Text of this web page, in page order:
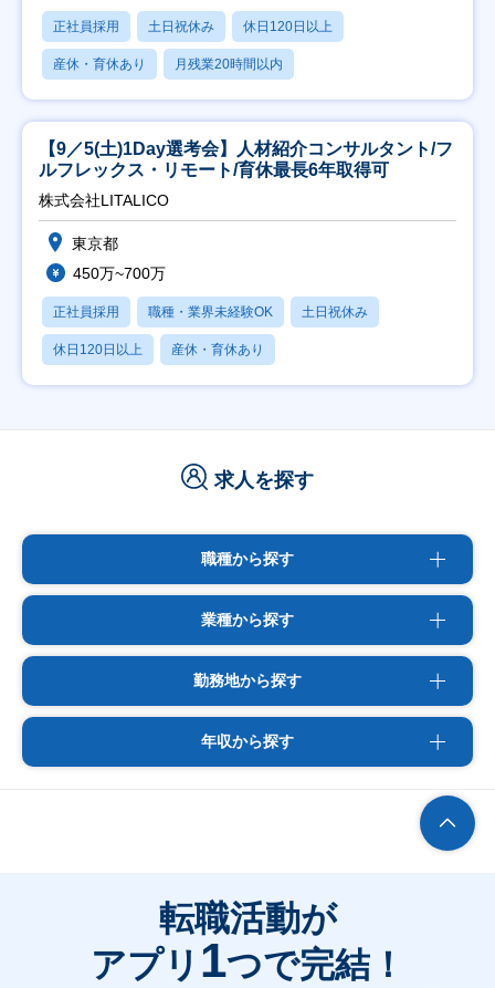
正社員採用 土日祝休み 休日120日以上
産休・育休あり 月残業20時間以内
【9／5(土)1Day選考会】人材紹介コンサルタント/フ
ルフレックス・リモート/育休最長6年取得可
株式会社LITALICO
東京都
450万~700万
正社員採用 職種・業界未経験OK 土日祝休み
休日120日以上 産休・育休あり
求人を探す
職種から探す
業種から探す
勤務地から探す
年収から探す
転職活動が
アプリ 1つで完結！